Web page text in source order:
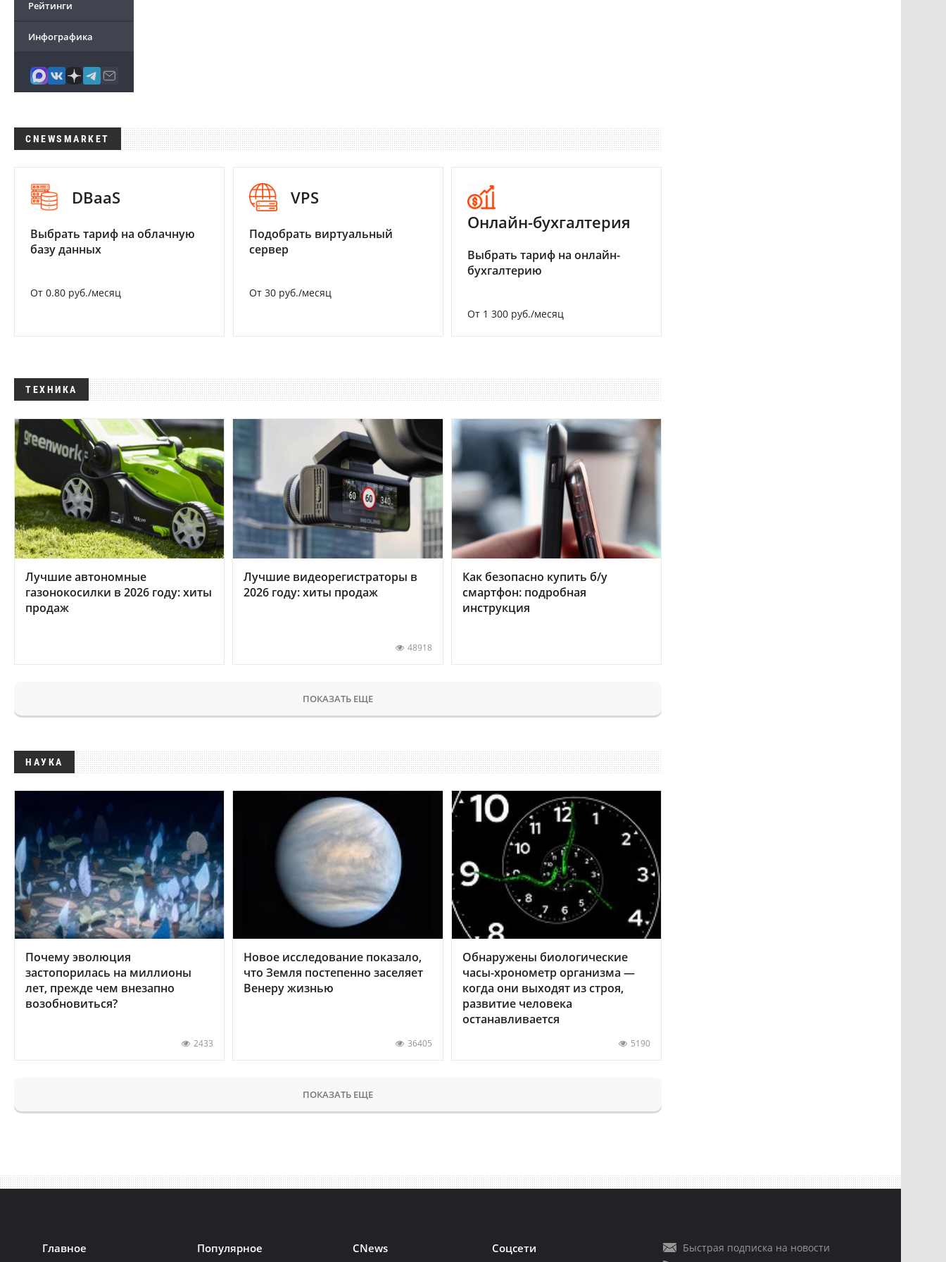
Рейтинги
Инфографика
CNEWSMARKET
DBaaS
Выбрать тариф на облачную
базу данных
От 0.80 руб./месяц
VPS
Подобрать виртуальный
сервер
От 30 руб./месяц
Онлайн-бухгалтерия
Выбрать тариф на онлайн-
бухгалтерию
От 1 300 руб./месяц
ТЕХНИКА
Лучшие автономные
газонокосилки в 2026 году: хиты
продаж
Лучшие видеорегистраторы в
2026 году: хиты продаж
48918
Как безопасно купить б/у
смартфон: подробная
инструкция
ПОКАЗАТЬ ЕЩЕ
НАУКА
Почему эволюция
застопорилась на миллионы
лет, прежде чем внезапно
возобновиться?
2433
Новое исследование показало,
что Земля постепенно заселяет
Венеру жизнью
36405
Обнаружены биологические
часы-хронометр организма —
когда они выходят из строя,
развитие человека
останавливается
5190
ПОКАЗАТЬ ЕЩЕ
Главное Популярное CNews Соцсети
Быстрая подписка на новости